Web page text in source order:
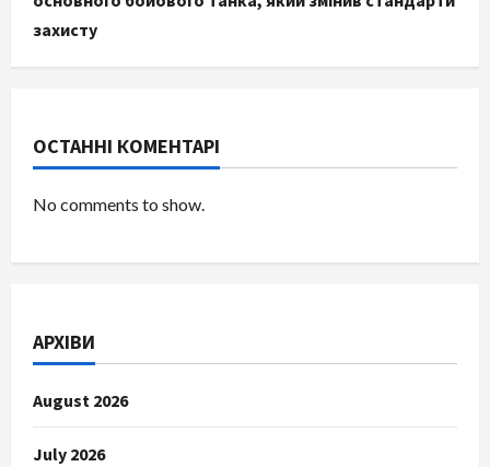
захисту
ОСТАННІ КОМЕНТАРІ
No comments to show.
АРХІВИ
August 2026
July 2026